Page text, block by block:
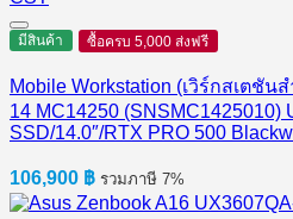
มีสินค้า ซื้อครบ 5,000 ส่งฟรี
Mobile Workstation (เวิร์กสเตชัน
14 MC14250 (SNSMC1425010)
SSD/14.0″/RTX PRO 500
106,900 ฿ รวมภาษี 7%